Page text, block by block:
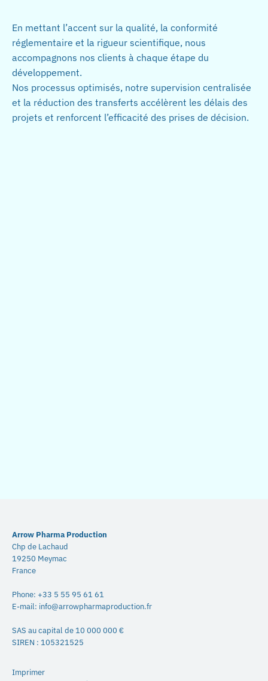
En mettant l’accent sur la qualité, la conformité
réglementaire et la rigueur scientifique, nous
accompagnons nos clients à chaque étape du
développement.
Nos processus optimisés, notre supervision centralisée
et la réduction des transferts accélèrent les délais des
projets et renforcent l’efficacité des prises de décision.
Arrow Pharma Production
Chp de Lachaud
19250 Meymac
France
Phone: +33 5 55 95 61 61
E-mail: info@arrowpharmaproduction.fr
SAS au capital de 10 000 000 €
SIREN : 105321525
Imprimer